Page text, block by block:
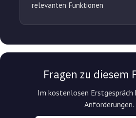
relevanten Funktionen
Fragen zu diesem
Im kostenlosen Erstgespräch
Anforderungen.